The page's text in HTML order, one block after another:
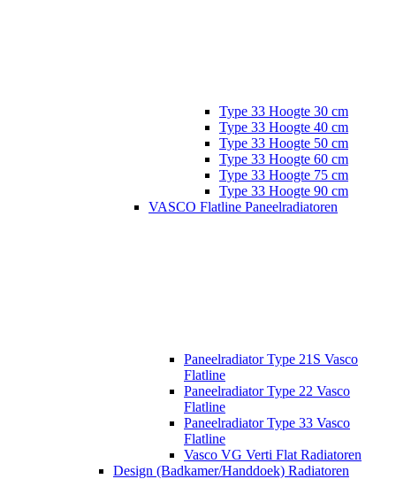
Type 33 Hoogte 30 cm
Type 33 Hoogte 40 cm
Type 33 Hoogte 50 cm
Type 33 Hoogte 60 cm
Type 33 Hoogte 75 cm
Type 33 Hoogte 90 cm
VASCO Flatline Paneelradiatoren
Paneelradiator Type 21S Vasco
Flatline
Paneelradiator Type 22 Vasco
Flatline
Paneelradiator Type 33 Vasco
Flatline
Vasco VG Verti Flat Radiatoren
Design (Badkamer/Handdoek) Radiatoren